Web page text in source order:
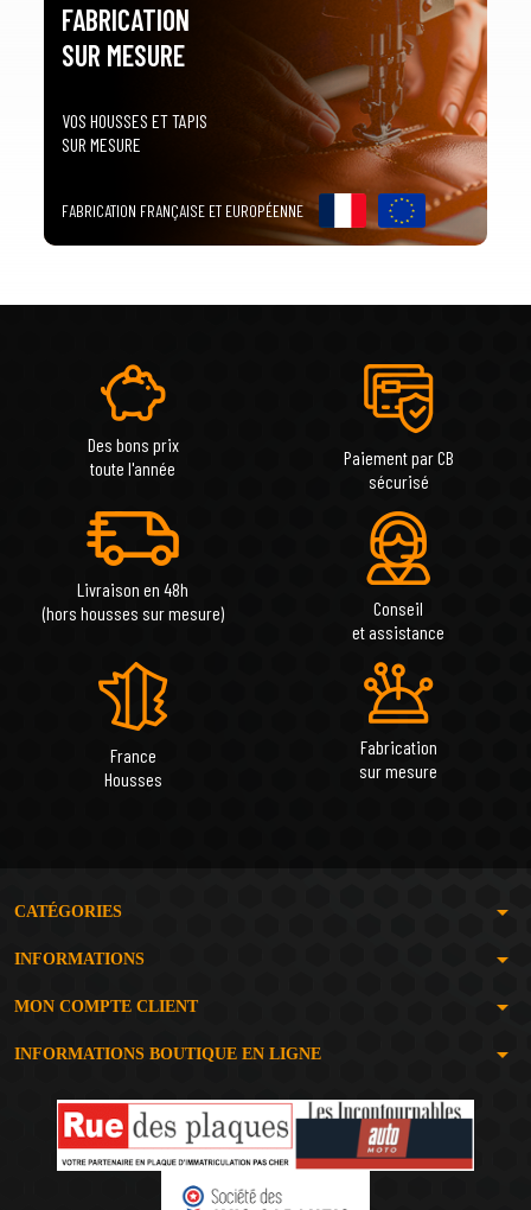
FABRICATION
SUR MESURE
VOS HOUSSES ET TAPIS
SUR MESURE
FABRICATION FRANÇAISE ET EUROPÉENNE
Des bons prix
toute l'année
Paiement par CB
sécurisé
Livraison en 48h
(hors housses sur mesure)
Conseil
et assistance
France
Housses
Fabrication
sur mesure
CATÉGORIES arrow_drop_down
INFORMATIONS arrow_drop_down
MON COMPTE CLIENT arrow_drop_down
INFORMATIONS BOUTIQUE EN LIGNE arrow_drop_down